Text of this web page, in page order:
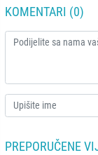
KOMENTARI (0)
PREPORUČENE